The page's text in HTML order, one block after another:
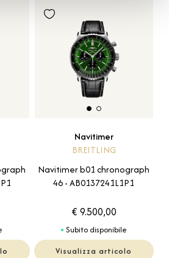
Navitimer
BREITLING
Navitimer b01 chronograph
46 - AB0137241L1P1
€ 9.500,00
Subito disponibile
Visualizza articolo